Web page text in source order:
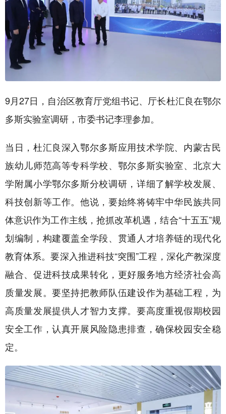
9月27日，自治区教育厅党组书记、厅长杜汇良在鄂尔
多斯实验室调研，市委书记李理参加。
当日，杜汇良深入鄂尔多斯应用技术学院、内蒙古民
族幼儿师范高等专科学校、鄂尔多斯实验室、北京大
学附属小学鄂尔多斯分校调研，详细了解学校发展、
科技创新等工作。他说，要始终将铸牢中华民族共同
体意识作为工作主线，抢抓改革机遇，结合“十五五”规
划编制，构建覆盖全学段、贯通人才培养链的现代化
教育体系。要深入推进科技“突围”工程，深化产教深度
融合、促进科技成果转化，更好服务地方经济社会高
质量发展。要坚持把教师队伍建设作为基础工程，为
高质量发展提供人才智力支撑。要高度重视假期校园
安全工作，认真开展风险隐患排查，确保校园安全稳
定。